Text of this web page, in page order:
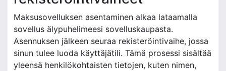
Maksusovelluksen asentaminen alkaa lataamalla
sovellus älypuhelimeesi sovelluskaupasta.
Asennuksen jälkeen seuraa rekisteröintivaihe, jossa
sinun tulee luoda käyttäjätili. Tämä prosessi sisältää
yleensä henkilökohtaisten tietojen, kuten nimen,